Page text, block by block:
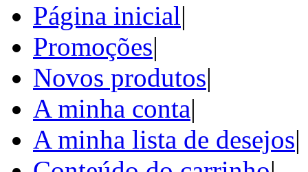
Página inicial|
Promoções|
Novos produtos|
A minha conta|
A minha lista de desejos|